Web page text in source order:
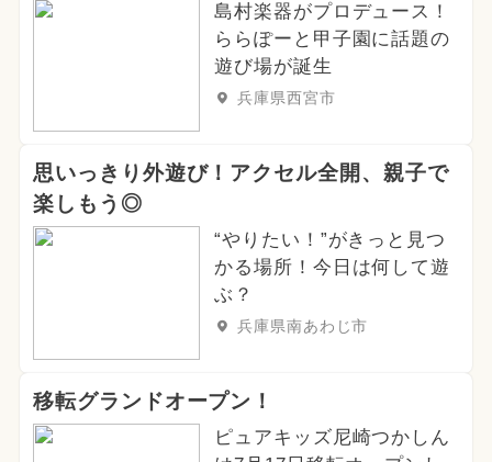
2026年4月のイベント
2024年9月のイベント
2025年2月のイベント
2026年3月のイベント
2026年5月のイベント
2024年4月のイベント
2024年8月のイベント
2025年4月のイベント
2025年5月のイベント ハロウィン
島村楽器がプロデュース！
ららぽーと甲子園に話題の
遊び場が誕生
兵庫県西宮市
思いっきり外遊び！アクセル全開、親子で
楽しもう◎
“やりたい！”がきっと見つ
かる場所！今日は何して遊
ぶ？
兵庫県南あわじ市
移転グランドオープン！
ピュアキッズ尼崎つかしん